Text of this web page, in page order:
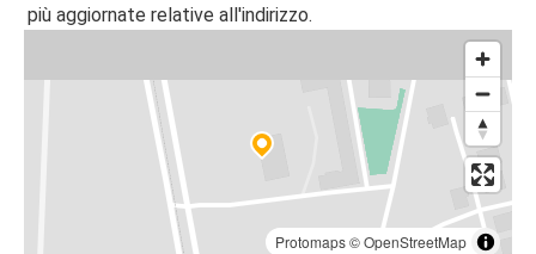
più aggiornate relative all'indirizzo.
Protomaps©OpenStreetMap